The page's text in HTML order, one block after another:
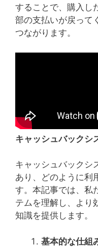
することで、購入し
部の支払いが戻って
つながります。
キャッシュバックシ
キャッシュバックシ
あり、どのように利
す。本記事では、私
テムを理解し、より
知識を提供します。
基本的な仕組